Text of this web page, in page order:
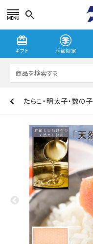
search
card_giftcard
ギフト 季節限定
つくね
切り身・漬魚
季節限定
贈り物
たらこ・明太子・数の子